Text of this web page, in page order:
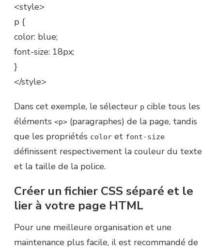
<style>
p {
color: blue;
font-size: 18px;
}
</style>
Dans cet exemple, le sélecteur p cible tous les
éléments <p> (paragraphes) de la page, tandis
que les propriétés color et font-size
définissent respectivement la couleur du texte
et la taille de la police.
Créer un fichier CSS séparé et le
lier à votre page HTML
Pour une meilleure organisation et une
maintenance plus facile, il est recommandé de